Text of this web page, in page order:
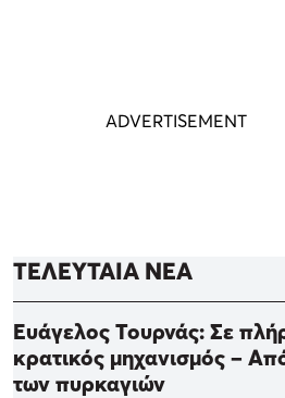
ΤΕΛΕΥΤΑΙΑ ΝΕΑ
Ευάγελος Τουρνάς: Σε
κρατικός μηχανισμός –
των πυρκαγιών